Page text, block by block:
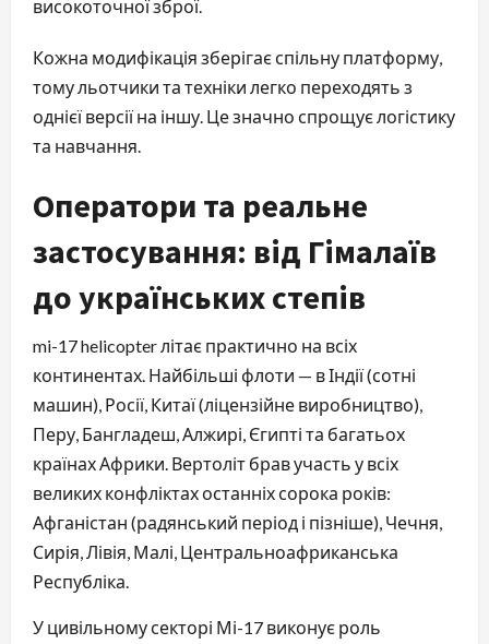
високоточної зброї.
Кожна модифікація зберігає спільну платформу,
тому льотчики та техніки легко переходять з
однієї версії на іншу. Це значно спрощує логістику
та навчання.
Оператори та реальне
застосування: від Гімалаїв
до українських степів
mi-17 helicopter літає практично на всіх
континентах. Найбільші флоти — в Індії (сотні
машин), Росії, Китаї (ліцензійне виробництво),
Перу, Бангладеш, Алжирі, Єгипті та багатьох
країнах Африки. Вертоліт брав участь у всіх
великих конфліктах останніх сорока років:
Афганістан (радянський період і пізніше), Чечня,
Сирія, Лівія, Малі, Центральноафриканська
Республіка.
У цивільному секторі Мі-17 виконує роль